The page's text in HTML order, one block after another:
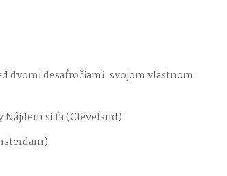
dvomi desaťročiami: svojom vlastnom.
Nájdem si ťa (Cleveland)